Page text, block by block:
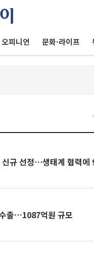
오피니언 문화·라이프
규 선정⋯생태계 협력에
출…1087억원 규모